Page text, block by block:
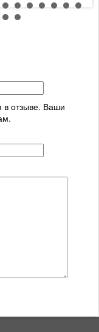
в отзыве. Ваши